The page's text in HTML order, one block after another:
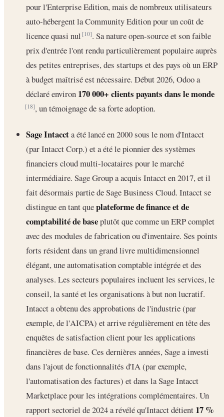
pour l'Enterprise Edition, mais de nombreux utilisateurs
auto-hébergent la Community Edition pour un coût de
licence quasi nul[10]. Sa nature open-source et son faible
prix d'entrée l'ont rendu particulièrement populaire auprès
des petites entreprises, des startups et des pays où un ERP
à budget maîtrisé est nécessaire. Début 2026, Odoo a
déclaré environ 170 000+ clients payants dans le monde
[18], un témoignage de sa forte adoption.
Sage Intaccta été lancé en 2000 sous le nom d'Intacct
(par Intacct Corp.) et a été le pionnier des systèmes
financiers cloud multi-locataires pour le marché
intermédiaire. Sage Group a acquis Intacct en 2017, et il
fait désormais partie de Sage Business Cloud. Intacct se
distingue en tant queplateforme de finance et de
comptabilité de baseplutôt que comme un ERP complet
avec des modules de fabrication ou d'inventaire. Ses points
forts résident dans un grand livre multidimensionnel
élégant, une automatisation comptable intégrée et des
analyses. Les secteurs populaires incluent les services, le
conseil, la santé et les organisations à but non lucratif.
Intacct a obtenu des approbations de l'industrie (par
exemple, de l'AICPA) et arrive régulièrement en tête des
enquêtes de satisfaction client pour les applications
financières de base. Ces dernières années, Sage a investi
dans l'ajout de fonctionnalités d'IA (par exemple,
l'automatisation des factures) et dans la Sage Intacct
Marketplace pour les intégrations complémentaires. Un
rapport sectoriel de 2024 a révélé qu'Intacct détient 17 %